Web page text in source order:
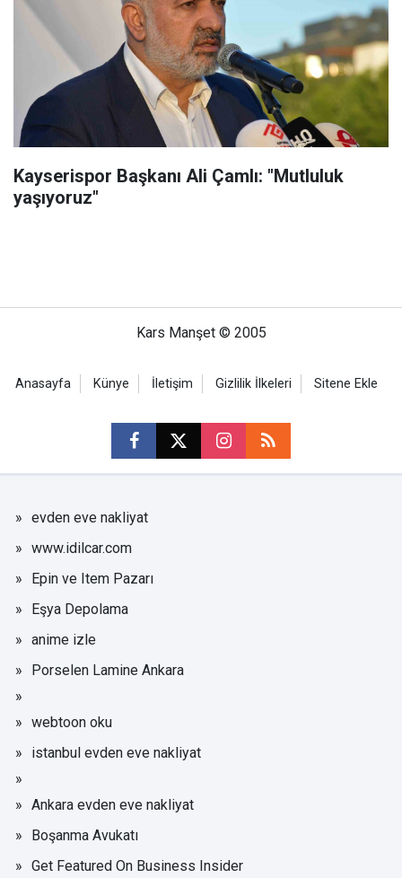
Kayserispor Başkanı Ali Çamlı: "Mutluluk
yaşıyoruz"
Kars Manşet © 2005
Anasayfa Künye İletişim Gizlilik İlkeleri Sitene Ekle
evden eve nakliyat
www.idilcar.com
Epin ve Item Pazarı
Eşya Depolama
anime izle
Porselen Lamine Ankara
webtoon oku
istanbul evden eve nakliyat
Ankara evden eve nakliyat
Boşanma Avukatı
Get Featured On Business Insider